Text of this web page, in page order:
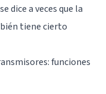
dice a veces que la
tiene cierto
funciones